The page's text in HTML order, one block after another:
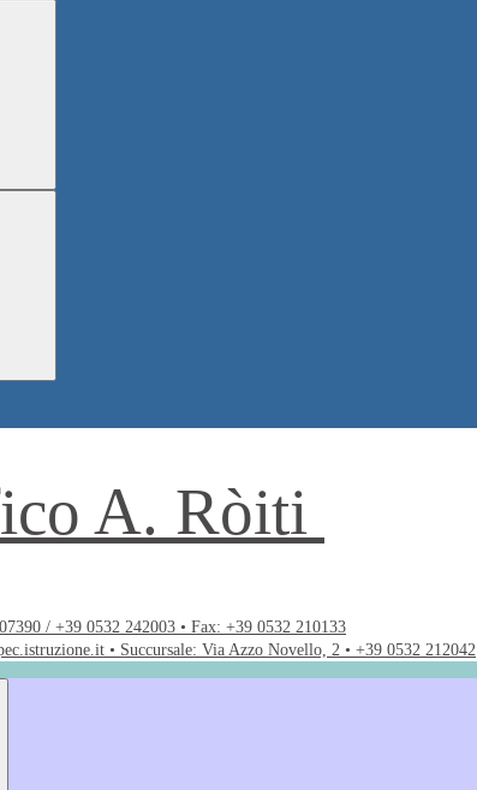
A. Ròiti
/ +39 0532 242003 • Fax: +39 0532 210133
• Succursale: Via Azzo Novello, 2 • +39 0532 212042